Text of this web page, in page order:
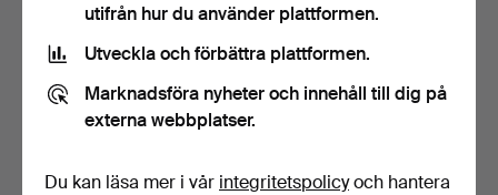
Rävboa i bruna toner.
Jacka i mockad lammpäls
med matchande rävk…
utifrån hur du använder plattformen.
Utveckla och förbättra plattformen.
Marknadsföra nyheter och innehåll till dig på
externa webbplatser.
Du kan läsa mer i vår integritetspolicyoch hantera